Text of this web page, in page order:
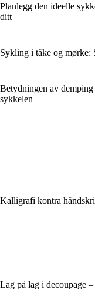
Planlegg den ideelle
ditt
Sykling i tåke og mørke:
Betydningen av
sykkelen
Kalligrafi kontra
Lag på lag i decoupage